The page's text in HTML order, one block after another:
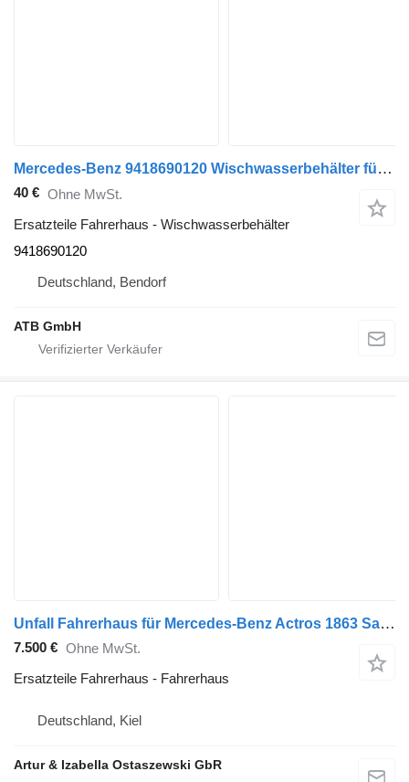
Mercedes-Benz 9418690120 Wischwasserbehälter für Mercedes-Benz Actros Sattelzugmaschine
40 € Ohne MwSt.
Ersatzteile Fahrerhaus - Wischwasserbehälter
9418690120
Deutschland, Bendorf
ATB GmbH
Unfall Fahrerhaus für Mercedes-Benz Actros 1863 Sattelzugmaschine
7.500 € Ohne MwSt.
Ersatzteile Fahrerhaus - Fahrerhaus
Deutschland, Kiel
Artur & Izabella Ostaszewski GbR